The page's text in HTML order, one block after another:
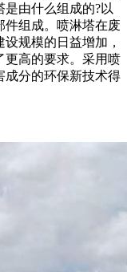
由什么组成的?以
件组成。喷淋塔在废
规模的日益增加，
更高的要求。采用喷
成分的环保新技术得